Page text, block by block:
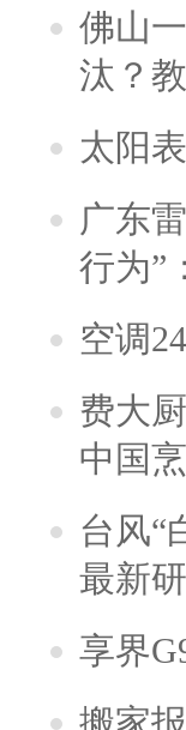
佛山
汰？
太阳
广东
行为”
空调
费大
中国
台风“
最新
享界